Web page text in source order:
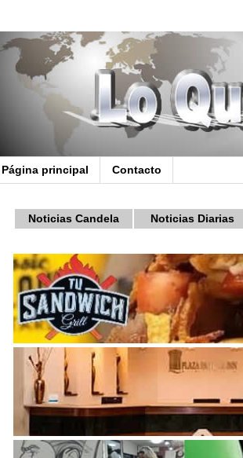
Página principal Contacto
Noticias Candela Noticias Diarias